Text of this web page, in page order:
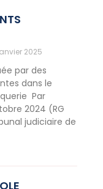
2025
par des
dans le
Par
2024 (RG
judiciaire de